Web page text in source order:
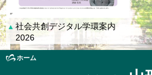
▲ 社会共創デジタル学環案内
2026
ホーム